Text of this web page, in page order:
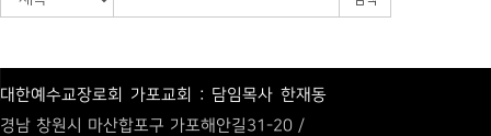
대한예수교장로회 가포교회 : 담임목사 한재동
경남 창원시 마산합포구 가포해안길31-20 /